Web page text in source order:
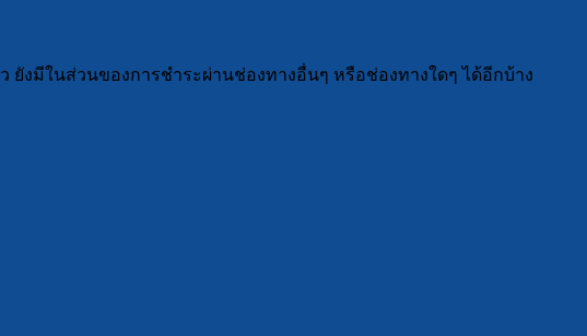
ยังมีในส่วนของการชำระผ่านช่องทางอื่นๆ หรือช่องทางใดๆ ได้อีกบ้าง